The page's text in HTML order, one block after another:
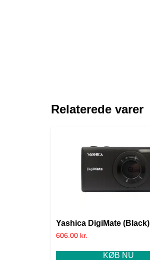
Relaterede varer
Yashica DigiMate (Black)
606.00 kr.
KØB NU